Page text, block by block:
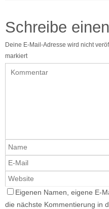
Schreibe
Deine E-Mail-Adresse wird nicht
markiert
Eigenen Namen, eigene E-
die nächste Kommentierung in